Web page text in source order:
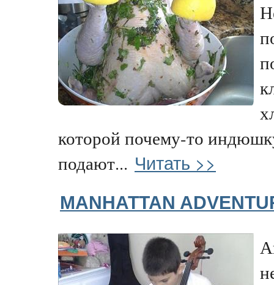
которой почему-то
подают... Читать >>
MANHATTAN